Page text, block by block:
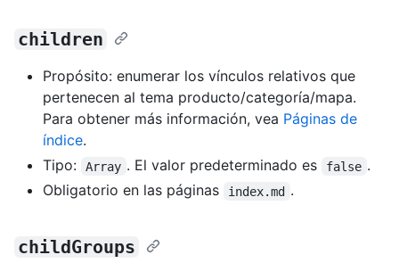
children
Propósito: enumerar los vínculos relativos que
pertenecen al tema producto/categoría/mapa.
Para obtener más información, vea Páginas de
índice.
Tipo:
Array . El valor predeterminado es false .
Obligatorio en las páginas
index.md .
childGroups